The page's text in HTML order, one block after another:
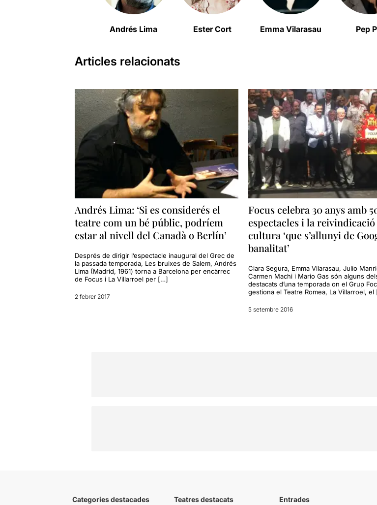
Andrés Lima Ester Cort Emma Vilarasau Pep
Articles relacionats
Andrés Lima: ‘Si es considerés el
teatre com un bé públic, podríem
estar al nivell del Canadà o Berlín’
Després de dirigir l’espectacle inaugural del Grec de
la passada temporada, Les bruixes de Salem, Andrés
Lima (Madrid, 1961) torna a Barcelona per encàrrec
de Focus i La Villarroel per […]
2 febrer 2017
Focus celebra 30 anys amb
espectacles i la reivindicació
cultura ‘que s’allunyi de
banalitat’
Clara Segura, Emma Vilarasau, Julio
Carmen Machi i Mario Gas són alguns
destacats d’una temporada on el Grup
gestiona el Teatre Romea, La Villarroel,
5 setembre 2016
Categories destacades Teatres destacats Entrades